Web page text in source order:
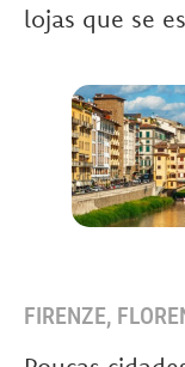
lojas que se
FIRENZE,